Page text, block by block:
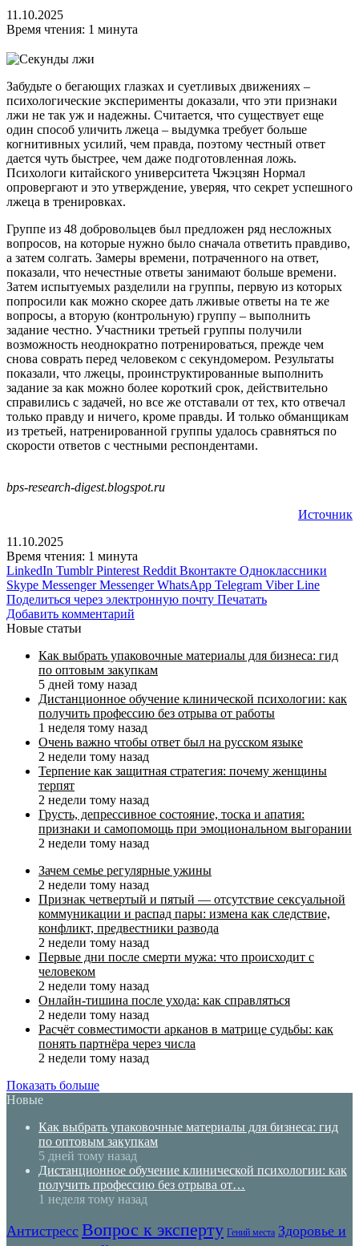
11.10.2025
Время чтения: 1 минута
Забудьте о бегающих глазках и суетливых движениях –
психологические эксперименты доказали, что эти признаки
лжи не так уж и надежны. Считается, что существует еще
один способ уличить лжеца – выдумка требует больше
когнитивных усилий, чем правда, поэтому честный ответ
дается чуть быстрее, чем даже подготовленная ложь.
Психологи китайского университета Чжэцзян Нормал
опровергают и это утверждение, уверяя, что секрет успешного
лжеца в тренировках.
Группе из 48 добровольцев был предложен ряд несложных
вопросов, на которые нужно было сначала ответить правдиво,
а затем солгать. Замеры времени, потраченного на ответ,
показали, что нечестные ответы занимают больше времени.
Затем испытуемых разделили на группы, первую из которых
попросили как можно скорее дать лживые ответы на те же
вопросы, а вторую (контрольную) группу – выполнить
задание честно. Участники третьей группы получили
возможность неоднократно потренироваться, прежде чем
снова соврать перед человеком с секундомером. Результаты
показали, что лжецы, проинструктированные выполнить
задание за как можно более короткий срок, действительно
справились с задачей, но все же отставали от тех, кто отвечал
только правду и ничего, кроме правды. И только обманщикам
из третьей, натренированной группы удалось сравняться по
скорости ответов с честными респондентами.
bps-research-digest.blogspot.ru
Источник
11.10.2025
Время чтения: 1 минута
LinkedIn Tumblr Pinterest Reddit Вконтакте Одноклассники
Skype Messenger Messenger WhatsApp Telegram Viber Line
Поделиться через электронную почту Печатать
Добавить комментарий
Новые статьи
Как выбрать упаковочные материалы для бизнеса: гид
по оптовым закупкам
5 дней тому назад
Дистанционное обучение клинической психологии: как
получить профессию без отрыва от работы
1 неделя тому назад
Очень важно чтобы ответ был на русском языке
2 недели тому назад
Терпение как защитная стратегия: почему женщины
терпят
2 недели тому назад
Грусть, депрессивное состояние, тоска и апатия:
признаки и самопомощь при эмоциональном выгорании
2 недели тому назад
Зачем семье регулярные ужины
2 недели тому назад
Признак четвертый и пятый — отсутствие сексуальной
коммуникации и распад пары: измена как следствие,
конфликт, предвестники развода
2 недели тому назад
Первые дни после смерти мужа: что происходит с
человеком
2 недели тому назад
Онлайн-тишина после ухода: как справляться
2 недели тому назад
Расчёт совместимости арканов в матрице судьбы: как
понять партнёра через числа
2 недели тому назад
Показать больше
Новые
Как выбрать упаковочные материалы для бизнеса: гид
по оптовым закупкам
5 дней тому назад
Дистанционное обучение клинической психологии: как
получить профессию без отрыва от…
1 неделя тому назад
Антистресс Вопрос к эксперту Гений места Здоровье и